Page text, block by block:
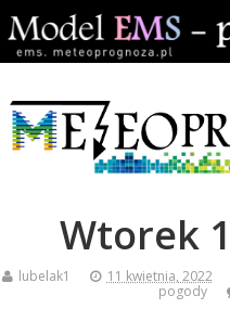
Wtorek
lubelak1 11 kwietnia, 2022
pogody